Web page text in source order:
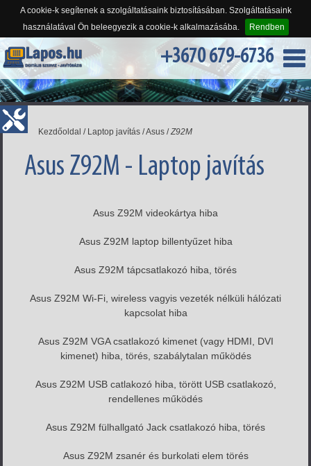
A cookie-k segítenek a szolgáltatásaink biztosításában. Szolgáltatásaink
használatával Ön beleegyezik a cookie-k alkalmazásába.
Rendben
+3670 679-6736
Kezdőoldal / Laptop javítás /Asus /Z92M
Asus Z92M - Laptop javítás
Asus Z92M videokártya hiba
Asus Z92M laptop billentyűzet hiba
Asus Z92M tápcsatlakozó hiba, törés
Asus Z92M Wi-Fi, wireless vagyis vezeték nélküli hálózati
kapcsolat hiba
Asus Z92M VGA csatlakozó kimenet (vagy HDMI, DVI
kimenet) hiba, törés, szabálytalan működés
Asus Z92M USB catlakozó hiba, törött USB csatlakozó,
rendellenes működés
Asus Z92M fülhallgató Jack csatlakozó hiba, törés
Asus Z92M zsanér és burkolati elem törés